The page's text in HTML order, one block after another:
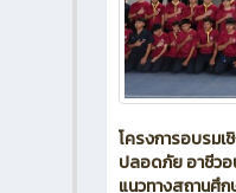
โครงการอบรม